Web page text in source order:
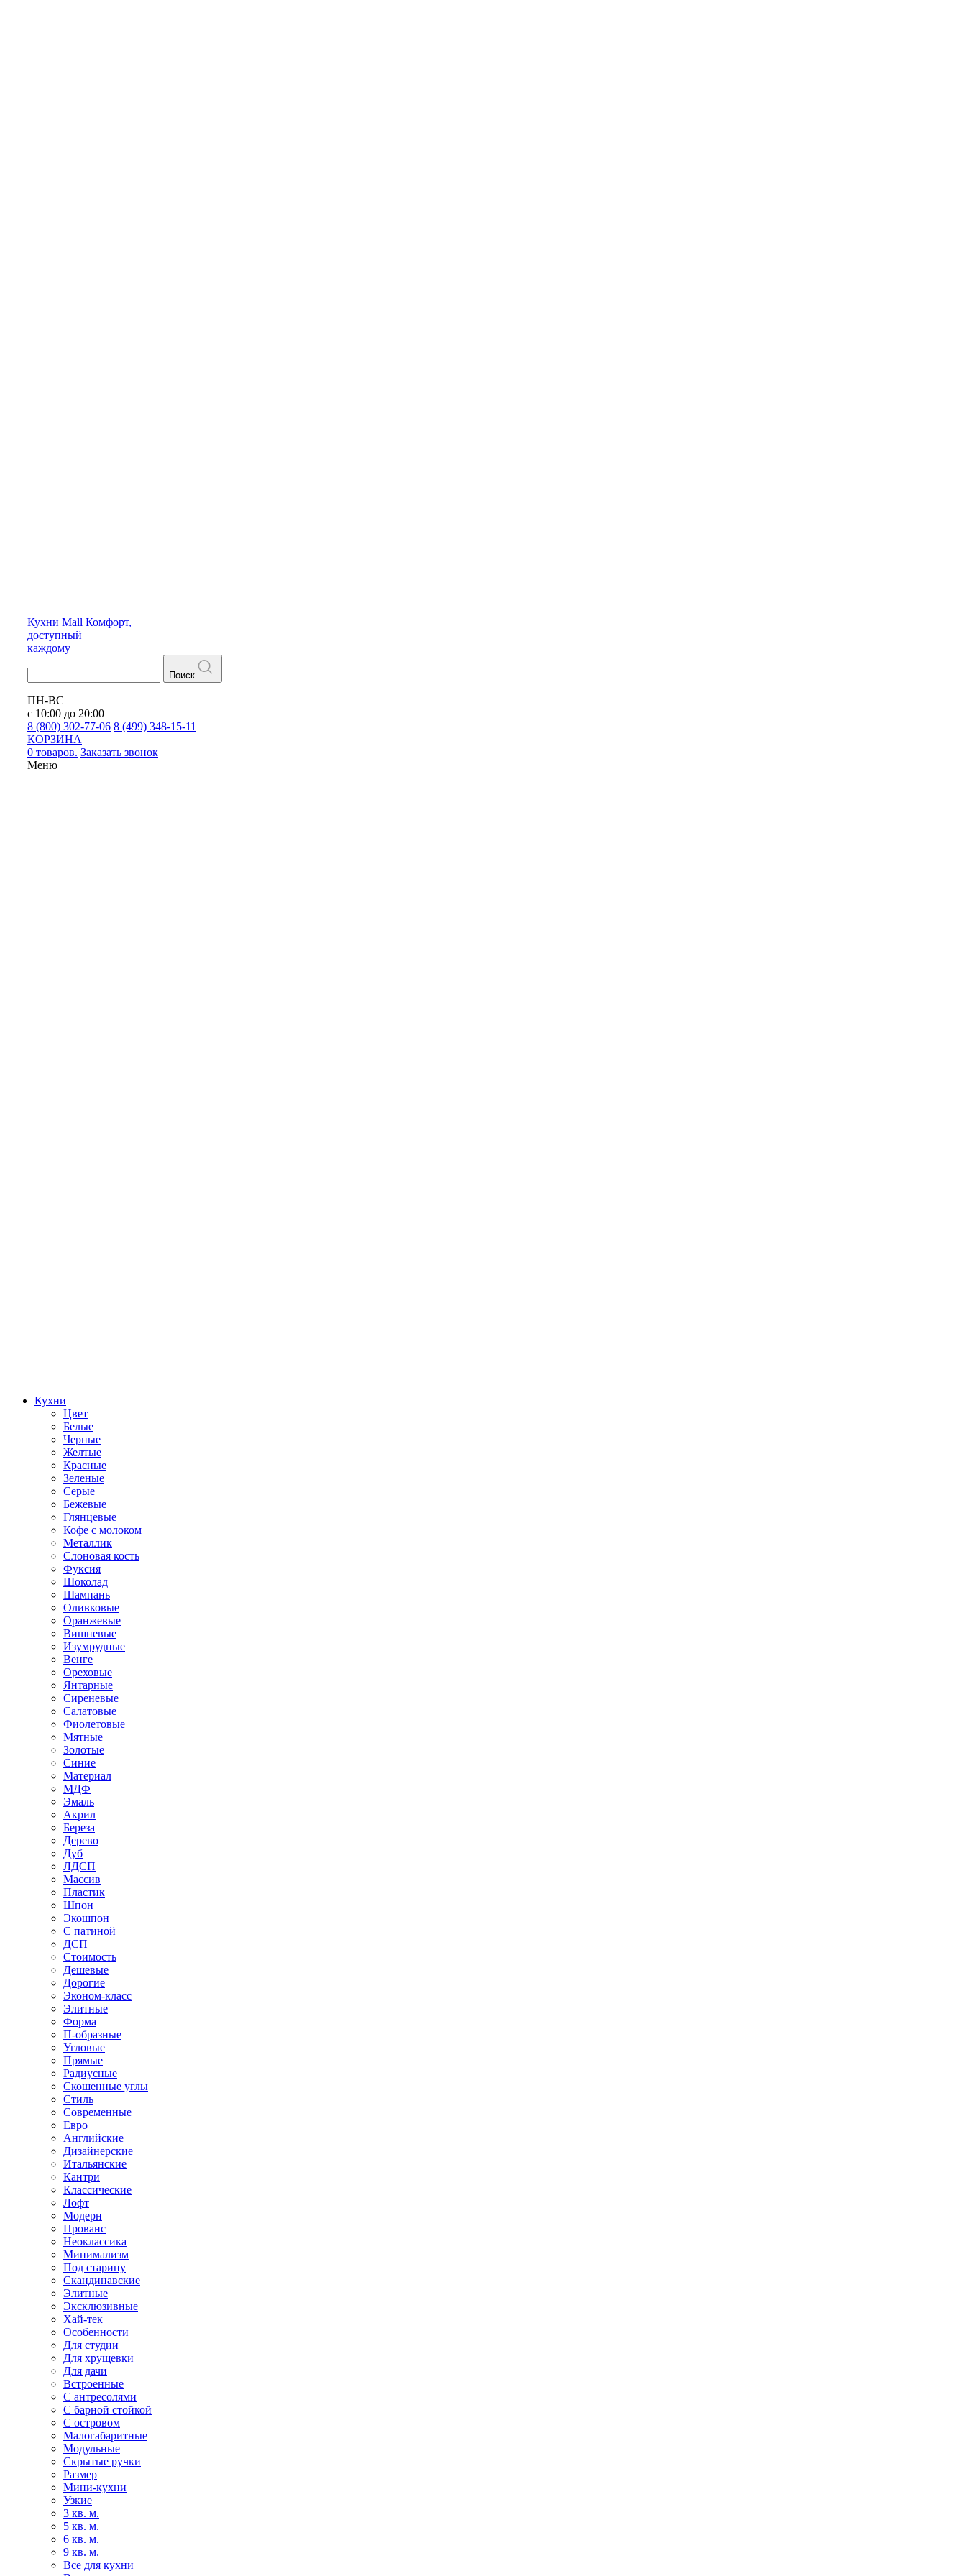
Кухни Mall Комфорт,
доступный
каждому
Поиск
ПН-ВС
с 10:00 до 20:00
8 (800) 302-77-06 8 (499) 348-15-11
КОРЗИНА
0 товаров. Заказать звонок
Меню
Кухни
Цвет
Белые
Черные
Желтые
Красные
Зеленые
Серые
Бежевые
Глянцевые
Кофе с молоком
Металлик
Слоновая кость
Фуксия
Шоколад
Шампань
Оливковые
Оранжевые
Вишневые
Изумрудные
Венге
Ореховые
Янтарные
Сиреневые
Салатовые
Фиолетовые
Мятные
Золотые
Синие
Материал
МДФ
Эмаль
Акрил
Береза
Дерево
Дуб
ЛДСП
Массив
Пластик
Шпон
Экошпон
С патиной
ДСП
Стоимость
Дешевые
Дорогие
Эконом-класс
Элитные
Форма
П-образные
Угловые
Прямые
Радиусные
Скошенные углы
Стиль
Современные
Евро
Английские
Дизайнерские
Итальянские
Кантри
Классические
Лофт
Модерн
Прованс
Неоклассика
Минимализм
Под старину
Скандинавские
Элитные
Эксклюзивные
Хай-тек
Особенности
Для студии
Для хрущевки
Для дачи
Встроенные
С антресолями
С барной стойкой
С островом
Малогабаритные
Модульные
Скрытые ручки
Размер
Мини-кухни
Узкие
3 кв. м.
5 кв. м.
6 кв. м.
9 кв. м.
Все для кухни